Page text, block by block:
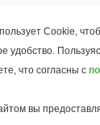
Cookie,
удобство.
что согласны с
вы